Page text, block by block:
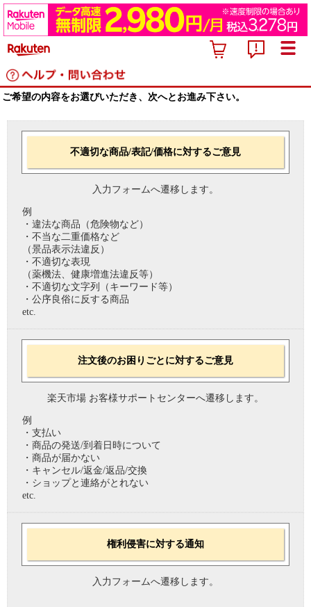
ご希望の内容をお選びいただき、次へとお進み下さい。
不適切な商品/表記/価格に対するご意見
入力フォームへ遷移します。
例
・違法な商品（危険物など）
・不当な二重価格など
（景品表示法違反）
・不適切な表現
（薬機法、健康増進法違反等）
・不適切な文字列（キーワード等）
・公序良俗に反する商品
etc.
注文後のお困りごとに対するご意見
楽天市場 お客様サポートセンターへ遷移します。
例
・支払い
・商品の発送/到着日時について
・商品が届かない
・キャンセル/返金/返品/交換
・ショップと連絡がとれない
etc.
権利侵害に対する通知
入力フォームへ遷移します。